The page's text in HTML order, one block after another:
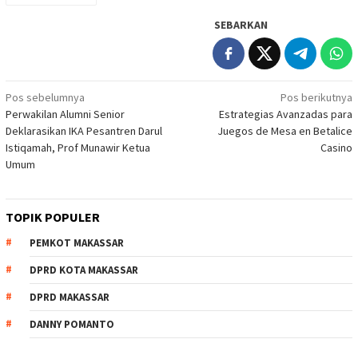
SEBARKAN
Navigasi
pos
Pos sebelumnya
Perwakilan Alumni Senior
Deklarasikan IKA Pesantren Darul
Istiqamah, Prof Munawir Ketua
Umum
Pos berikutnya
Estrategias Avanzadas para
Juegos de Mesa en Betalice
Casino
TOPIK POPULER
PEMKOT MAKASSAR
DPRD KOTA MAKASSAR
DPRD MAKASSAR
DANNY POMANTO